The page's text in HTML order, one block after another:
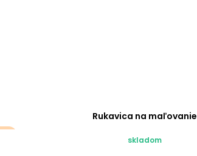
Rukavica na maľovanie
skladom